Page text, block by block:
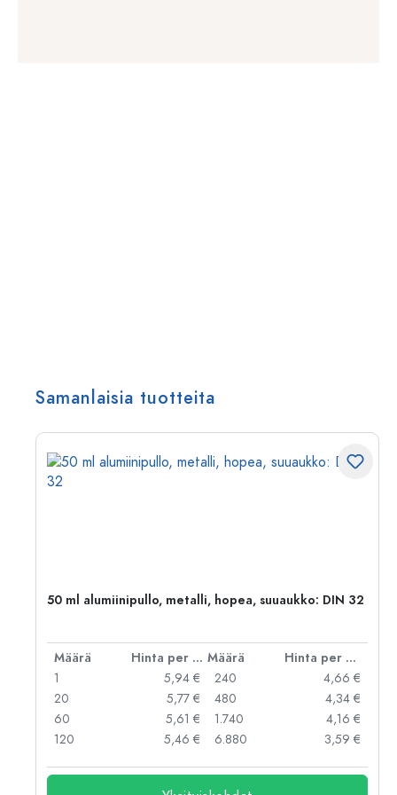
Samanlaisia tuotteita
50 ml alumiinipullo, metalli, hopea, suuaukko: DIN 32
Määrä Hinta per kpl Määrä
Hinta per kpl
1
5,94 €
20
5,77 €
60
5,61 €
120
5,46 €
240
4,66 €
480
4,34 €
1.740
4,16 €
6.880
3,59 €